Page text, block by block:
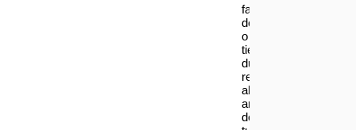
falla,
defecto
o
tienes
dudas
respecto
al
armado
de